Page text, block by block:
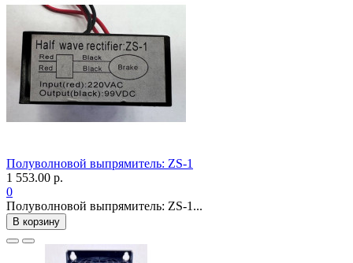
Полуволновой выпрямитель: ZS-1
1 553.00 р.
0
Полуволновой выпрямитель: ZS-1...
В корзину